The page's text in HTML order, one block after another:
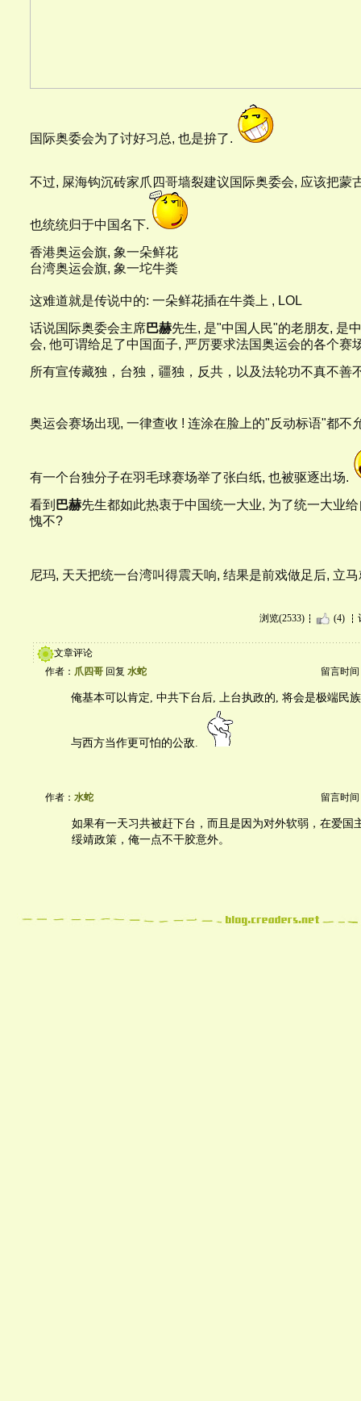
国际奥委会为了讨好习总, 也是拚了.
不过, 屎海钩沉砖家爪四哥墙裂建议国际奥委会, 应该把蒙
也统统归于中国名下.
香港奥运会旗, 象一朵鲜花
台湾奥运会旗, 象一坨牛粪
这难道就是传说中的: 一朵鲜花插在牛粪上 , LOL
话说国际奥委会主席巴赫先生, 是"中国人民"的老朋友, 是
会, 他可谓给足了中国面子, 严厉要求法国奥运会的各个赛
所有宣传藏独，台独，疆独，反共，以及法轮功不真不善
奥运会赛场出现, 一律查收 ! 连涂在脸上的"反动标语"都不
有一个台独分子在羽毛球赛场举了张白纸, 也被驱逐出场.
看到 巴赫先生都如此热衷于中国统一大业, 为了统一大业
愧不?
尼玛, 天天把统一台湾叫得震天响, 结果是前戏做足后, 立
浏览(2533) (4)
文章评论
作者： 爪四哥 回复 水蛇 留言时间
俺基本可以肯定, 中共下台后, 上台执政的, 将会是极端民
与西方当作更可怕的公敌.
作者： 水蛇 留言时间
如果有一天习共被赶下台，而且是因为对外软弱，在爱国
绥靖政策，俺一点不干胶意外。